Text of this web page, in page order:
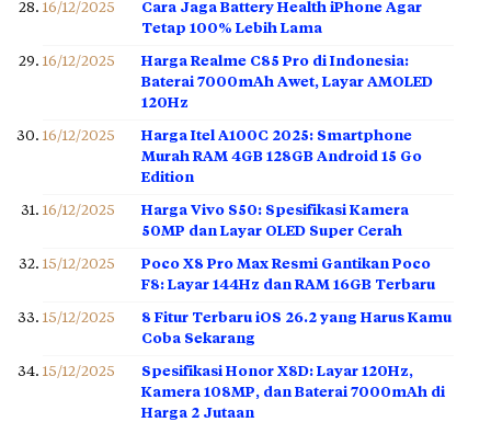
16/12/2025
Cara Jaga Battery Health iPhone Agar
Tetap 100% Lebih Lama
16/12/2025
Harga Realme C85 Pro di Indonesia:
Baterai 7000mAh Awet, Layar AMOLED
120Hz
16/12/2025
Harga Itel A100C 2025: Smartphone
Murah RAM 4GB 128GB Android 15 Go
Edition
16/12/2025
Harga Vivo S50: Spesifikasi Kamera
50MP dan Layar OLED Super Cerah
15/12/2025
Poco X8 Pro Max Resmi Gantikan Poco
F8: Layar 144Hz dan RAM 16GB Terbaru
15/12/2025
8 Fitur Terbaru iOS 26.2 yang Harus Kamu
Coba Sekarang
15/12/2025
Spesifikasi Honor X8D: Layar 120Hz,
Kamera 108MP, dan Baterai 7000mAh di
Harga 2 Jutaan